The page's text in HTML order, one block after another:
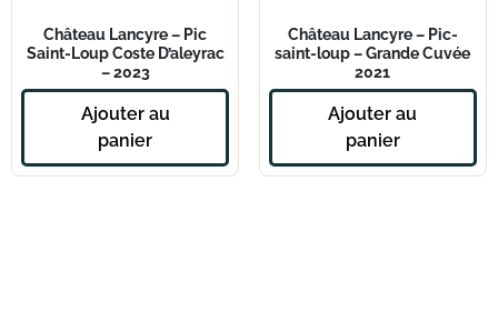
Château Lancyre – Pic
Saint-Loup Coste D’aleyrac
– 2023
Ajouter au
panier
Château Lancyre – Pic-
saint-loup – Grande Cuvée
2021
Ajouter au
panier